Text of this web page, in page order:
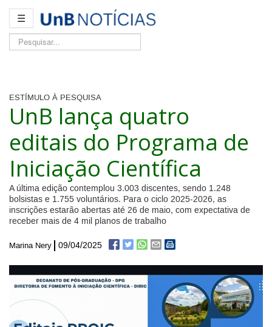
☰
Pesquisar...
ESTÍMULO À PESQUISA
UnB lança quatro
editais do Programa de
Iniciação Científica
A última edição contemplou 3.003 discentes, sendo 1.248
bolsistas e 1.755 voluntários. Para o ciclo 2025-2026, as
inscrições estarão abertas até 26 de maio, com expectativa de
receber mais de 4 mil planos de trabalho
Marina Nery 09/04/2025